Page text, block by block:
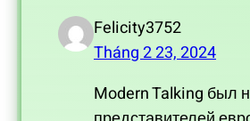
Felicity3752
Tháng 2 23, 2024
Modern Talking был